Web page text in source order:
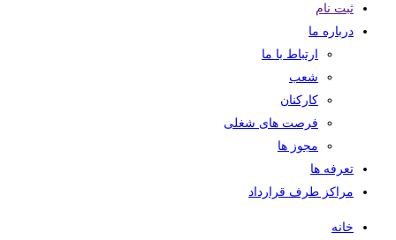
ثبت نام
درباره ما
ارتباط با ما
شعب
کارکنان
فرصت های شغلی
مجوز ها
تعرفه ها
مراکز طرف قرارداد
خانه